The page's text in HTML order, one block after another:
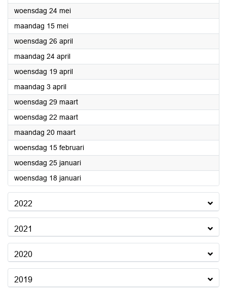
woensdag 24 mei2023
maandag 15 mei2023
woensdag 26 april2023
maandag 24 april2023
woensdag 19 april2023
maandag 3 april2023
woensdag 29 maart2023
woensdag 22 maart2023
maandag 20 maart2023
woensdag 15 februari2023
woensdag 25 januari2023
woensdag 18 januari2023
2022
2021
2020
2019